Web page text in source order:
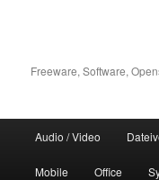
Freeware, Software,
Audio / Video
Mobile Office